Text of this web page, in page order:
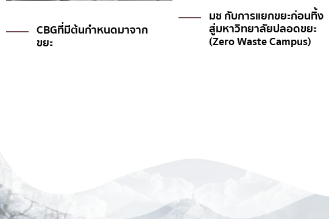
สู่มหาวิทยาลัยปลอดขยะ
(Zero Waste Campus)
RDF จากขยะสู่เชื้อเพลิง